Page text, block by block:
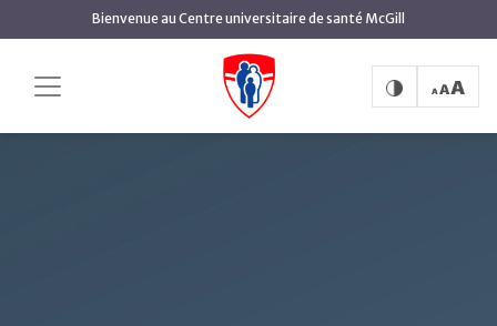
Aller
au
contenu
principal
Bienvenue au Centre universitaire de santé McGill